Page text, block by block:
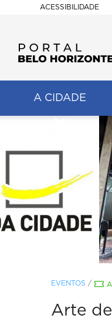
ACESSIBILIDADE
BELO
A CIDADE
EVENTOS /
Arte